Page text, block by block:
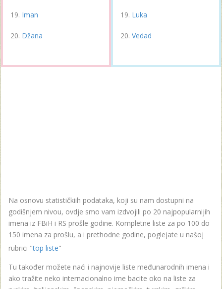
Iman
Džana
Luka
Vedad
Na osnovu statističkiih podataka, koji su nam dostupni na
godišnjem nivou, ovdje smo vam izdvojili po 20 najpopularnijih
imena iz FBiH i RS prošle godine. Kompletne liste za po 100 do
150 imena za prošlu, a i prethodne godine, poglejate u našoj
rubrici "top liste"
Tu također možete naći i najnovije liste međunarodnih imena i
ako tražite neko internacionalno ime bacite oko na liste za